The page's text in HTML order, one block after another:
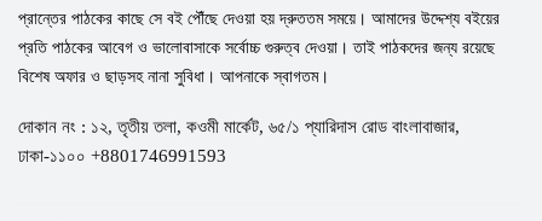
প্রান্তের পাঠকের কাছে সে বই পৌঁছে দেওয়া হয় দ্রুততম সময়ে। আমাদের উদ্দেশ্য বইয়ের
প্রতি পাঠকের আবেগ ও ভালোবাসাকে সর্বোচ্চ গুরুত্ব দেওয়া। তাই পাঠকদের জন্য রয়েছে
বিশেষ অফার ও ছাড়সহ নানা সুবিধা। আপনাকে স্বাগতম।
দোকান নং : ১২, তৃতীয় তলা, কওমী মার্কেট, ৬৫/১ প্যারিদাস রোড বাংলাবাজার,
ঢাকা-১১০০ +8801746991593